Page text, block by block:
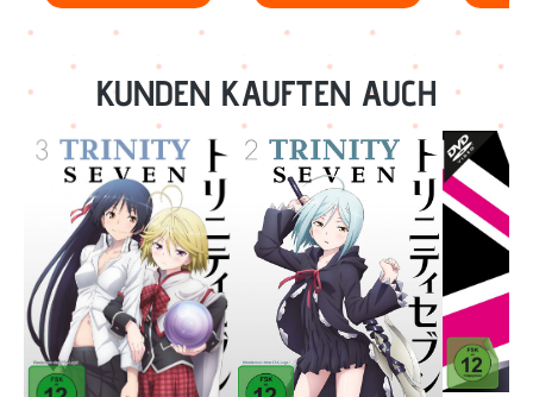
Zurück zur Vor-/Zurück-Navigation
KUNDEN KAUFTEN AUCH